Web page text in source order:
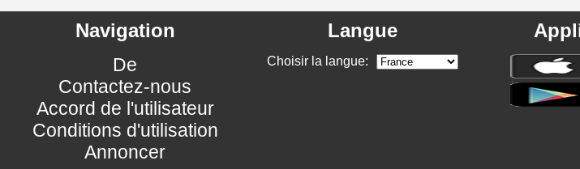
Navigation
De
Contactez-nous
Accord de l'utilisateur
Conditions d'utilisation
Annoncer
Langue
Choisir la langue: